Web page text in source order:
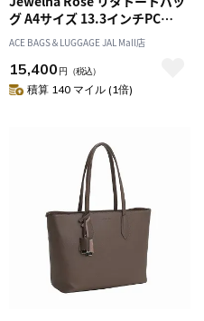
グ A4サイズ 13.3インチPC
16146
ACE BAGS＆LUGGAGE JAL Mall店
15,400 円 （税込）
積算 140 マイル (1倍)